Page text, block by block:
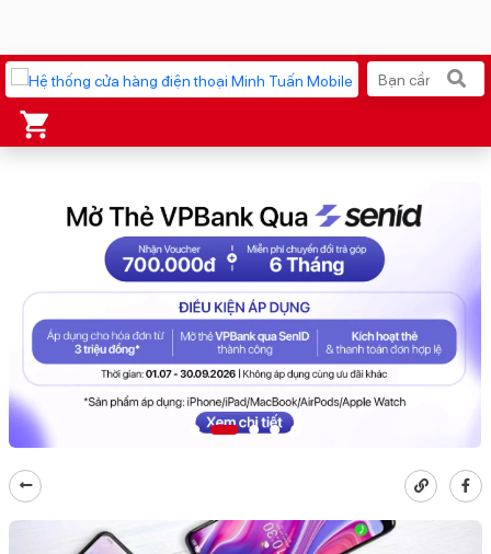
iPhone 17 Pro Max MacBook Neo giá tốt
AirTag 2 Mới Galaxy Z8 Series
Apple Watch S11 Ốp lưng Pitaka
Osmo Pocket 4 Ốp lưng Apple